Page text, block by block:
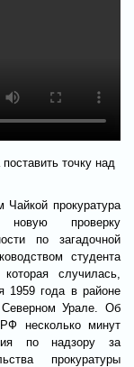
точку над
прокуратура
новую проверку
по загадочной
студента
случилась,
1959 года в районе
Урале. Об
несколько минут
по надзору за
прокуратуры